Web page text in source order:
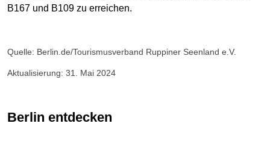
B167 und B109 zu erreichen.
Quelle: Berlin.de/Tourismusverband Ruppiner Seenland e.V.
Aktualisierung: 31. Mai 2024
Berlin entdecken